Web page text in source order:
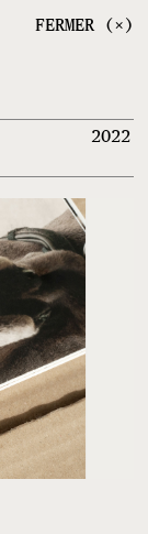
FERMER (×)
2022